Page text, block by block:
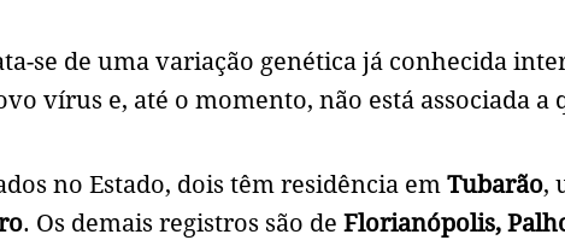
se de uma variação genética já conhecida
vírus e, até o momento, não está associada a
no Estado, dois têm residência em Tubarão,
. Os demais registros são de Florianópolis,